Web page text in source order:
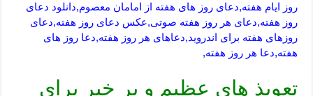
روز ایام هفته,دعای روز های هفته از امامان معصوم,دانلود دعای
روز هفته,دعای هر روز هفته صوتی,عکس دعای روز هفته,دعای
روزهای هفته برای اندروید,دعاهای هر روز هفته,دعا روز های
هفته,دعا هر روز هفته,
تعویذ های عظیم و پر خیر برای